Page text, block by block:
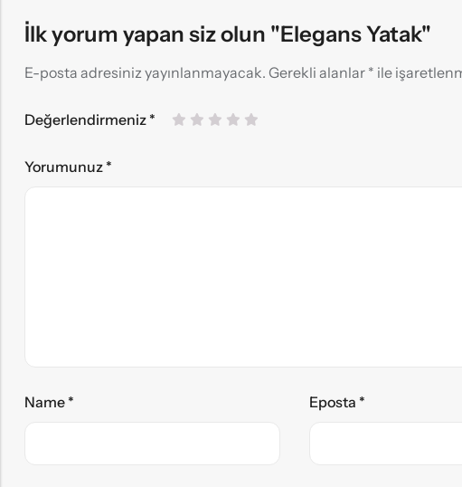
İlk yorum yapan siz olun "Elegans Yatak"
E-posta adresiniz yayınlanmayacak. Gerekli alanlar * ile
Değerlendirmeniz *
Yorumunuz *
Name * Eposta *